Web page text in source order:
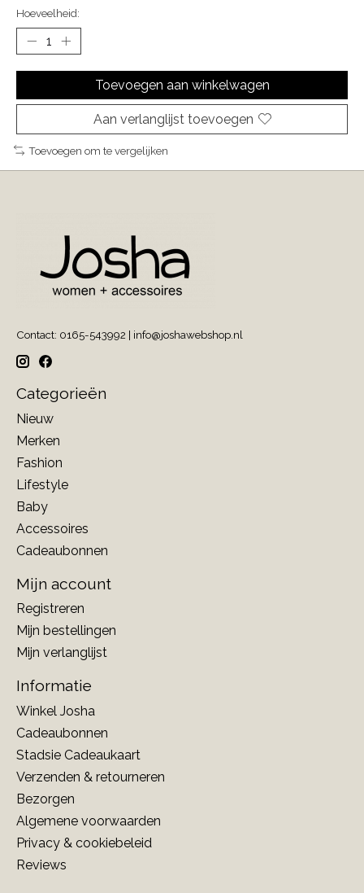
Hoeveelheid:
Toevoegen aan winkelwagen
Aan verlanglijst toevoegen
Toevoegen om te vergelijken
Contact: 0165-543992 | info@joshawebshop.nl
Categorieën
Nieuw
Merken
Fashion
Lifestyle
Baby
Accessoires
Cadeaubonnen
Mijn account
Registreren
Mijn bestellingen
Mijn verlanglijst
Informatie
Winkel Josha
Cadeaubonnen
Stadsie Cadeaukaart
Verzenden & retourneren
Bezorgen
Algemene voorwaarden
Privacy & cookiebeleid
Reviews